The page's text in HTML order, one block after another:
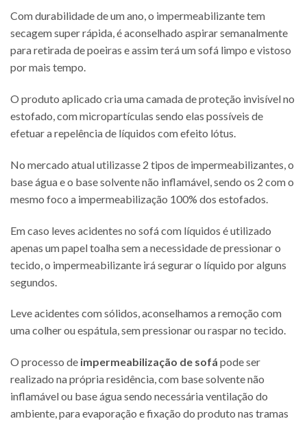
Com durabilidade de um ano, o impermeabilizante tem
secagem super rápida, é aconselhado aspirar semanalmente
para retirada de poeiras e assim terá um sofá limpo e vistoso
por mais tempo.
O produto aplicado cria uma camada de proteção invisível no
estofado, com micropartículas sendo elas possíveis de
efetuar a repelência de líquidos com efeito lótus.
No mercado atual utilizasse 2 tipos de impermeabilizantes, o
base água e o base solvente não inflamável, sendo os 2 com o
mesmo foco a impermeabilização 100% dos estofados.
Em caso leves acidentes no sofá com líquidos é utilizado
apenas um papel toalha sem a necessidade de pressionar o
tecido, o impermeabilizante irá segurar o líquido por alguns
segundos.
Leve acidentes com sólidos, aconselhamos a remoção com
uma colher ou espátula, sem pressionar ou raspar no tecido.
O processo de impermeabilização de sofá pode ser
realizado na própria residência, com base solvente não
inflamável ou base água sendo necessária ventilação do
ambiente, para evaporação e fixação do produto nas tramas